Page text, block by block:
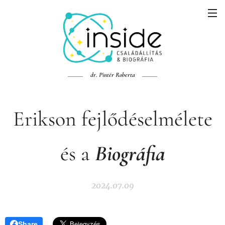
dr. Pintér Roberta
Erikson fejlődéselmélete
és aBiográfia
2024.07.09